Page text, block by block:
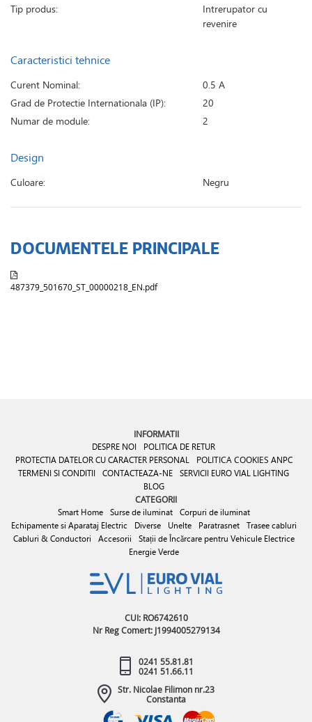
Tip produs:
Intrerupator cu
revenire
Caracteristici tehnice
Curent Nominal:
0.5 A
Grad de Protectie Internationala (IP):
20
Numar de module:
2
Design
Culoare: Negru
DOCUMENTELE PRINCIPALE
487379_501670_ST_00000218_EN.pdf
INFORMATII
DESPRE NOI
POLITICA DE RETUR
PROTECTIA DATELOR CU CARACTER PERSONAL
POLITICA COOKIES ANPC
TERMENI SI CONDITII
CONTACTEAZA-NE SERVICII EURO VIAL LIGHTING
BLOG
CATEGORII
Smart Home Surse de iluminat
Corpuri de iluminat
Echipamente si Aparataj Electric
Diverse Unelte Paratrasnet
Trasee cabluri
Cabluri & Conductori
Accesorii
Stații de Încărcare pentru Vehicule Electrice
Energie Verde
CUI: RO6742610
Nr Reg Comert: J1994005279134
0241 55.81.81
0241 51.66.11
Str. Nicolae Filimon nr.23
Constanta